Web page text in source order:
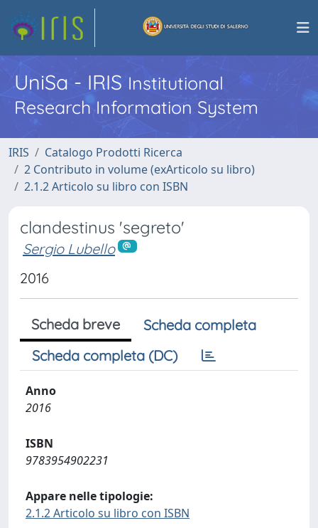
UniSa - IRISInstitutional
Research Information System
IRIS
Catalogo Prodotti Ricerca
2 Contributo in volume (exArticolo su libro)
2.1.2 Articolo su libro con ISBN
clandestinus 'segreto'
Sergio Lubello
2016
Scheda breve
Scheda completa
Scheda completa (DC)
Anno
2016
ISBN
9783954902231
Appare nelle tipologie:
2.1.2 Articolo su libro con ISBN